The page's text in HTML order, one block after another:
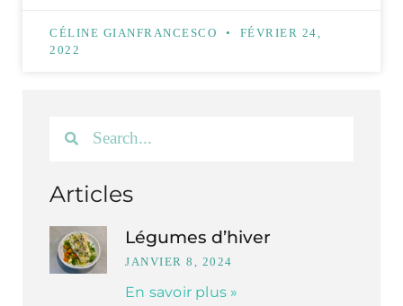
CÉLINE GIANFRANCESCO
FÉVRIER 24,
2022
Articles
Légumes d’hiver
JANVIER 8, 2024
En savoir plus »